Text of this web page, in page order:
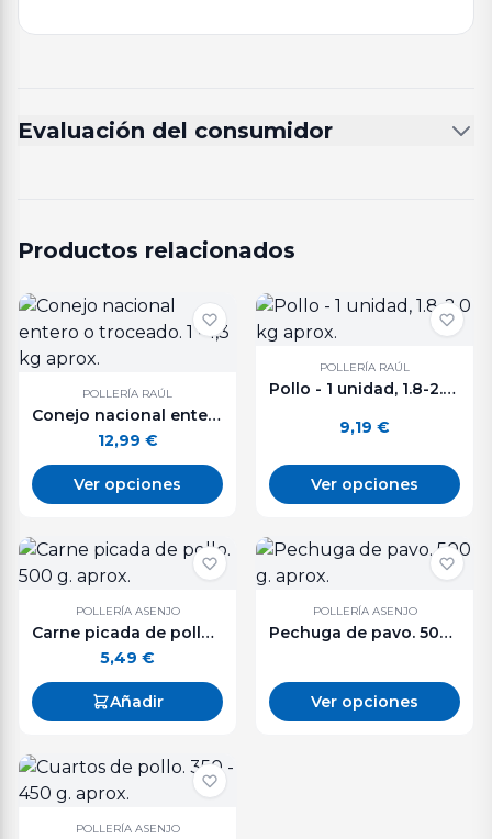
Evaluación del consumidor
Productos relacionados
POLLERÍA RAÚL
Conejo nacional entero o troceado. 1 - 1,3 kg aprox.
12,99 €
Ver opciones
POLLERÍA RAÚL
Pollo - 1 unidad, 1.8-2.0 kg aprox.
9,19 €
Ver opciones
POLLERÍA ASENJO
Carne picada de pollo. 500 g. aprox.
5,49 €
Añadir
POLLERÍA ASENJO
Pechuga de pavo. 500 g. aprox.
Ver opciones
POLLERÍA ASENJO